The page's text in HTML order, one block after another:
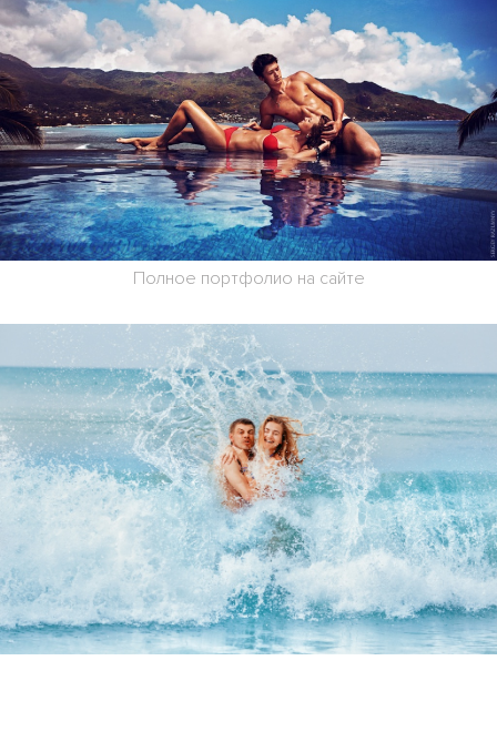
Полное портфолио на сайте